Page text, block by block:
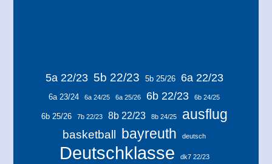
5a 22/23 5b 22/23 5b 25/26 6a 22/23
6a 23/24 6a 24/25 6a 25/26 6b 22/23 6b 24/25
6b 25/26 7b 22/23 8b 22/23 8b 24/25 ausflug
basketball bayreuth deutsch
Deutschklasse dk7 22/23